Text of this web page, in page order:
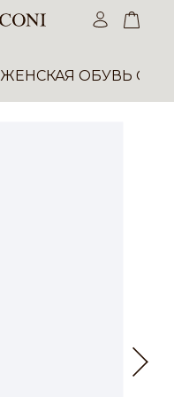
ЖЕНСКАЯ ОБУВЬ